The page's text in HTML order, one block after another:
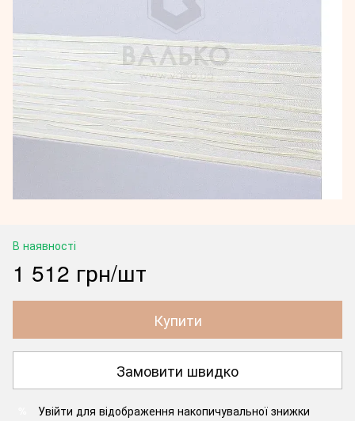
В наявності
1 512 грн/шт
Купити
Замовити швидко
Увійти для відображення накопичувальної знижки